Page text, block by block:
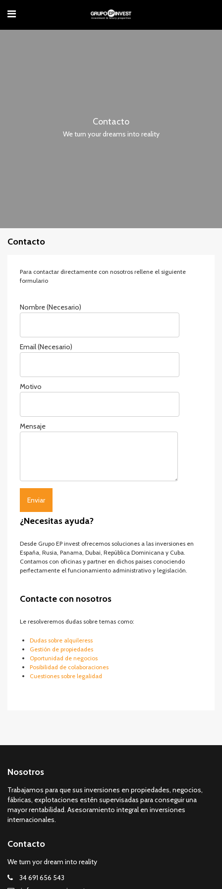
Contacto
We turn your dreams into reality
Contacto
Para contactar directamente con nosotros rellene el siguiente
formulario
Nombre (Necesario)
Email (Necesario)
Motivo
Mensaje
¿Necesitas ayuda?
Desde Grupo EP invest ofrecemos soluciones a las inversiones en
España, Rusia, Panama, Dubai, República Dominicana y Cuba.
Contamos con oficinas y partner en dichos paises conociendo
perfectamente el funcionamiento administrativo y legislación.
Contacte con nosotros
Le resolveremos dudas sobre temas como:
Dudas sobre alquileress
Gestión de propiedades
Oportunidad de negocios
Posibilidad de colaboraciones
Cuestiones sobre legalidad
Nosotros
Trabajamos para que sus inversiones en propiedades, negocios,
fábricas, explotaciones estén supervisadas para conseguir una
mayor rentabilidad. Asesoramiento integral en inversiones
internacionales.
Contacto
We turn yor dream into reality
34 691 656 543